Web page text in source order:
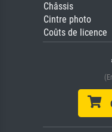
Châssis
Cintre photo
Coûts de licence